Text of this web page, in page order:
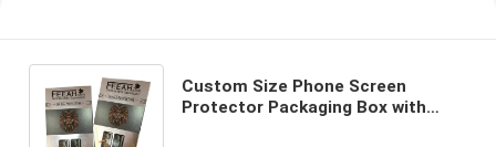
Custom Size Phone Screen
Protector Packaging Box with